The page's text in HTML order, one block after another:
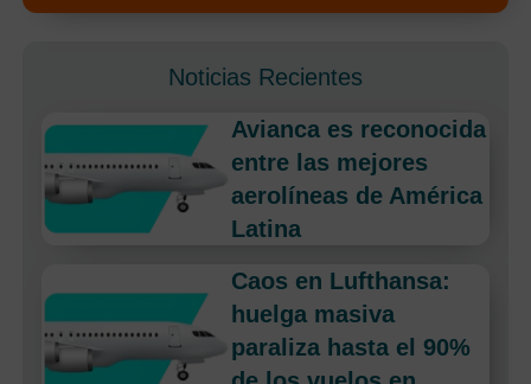
Noticias Recientes
Avianca es reconocida
entre las mejores
aerolíneas de América
Latina
Caos en Lufthansa:
huelga masiva
paraliza hasta el 90%